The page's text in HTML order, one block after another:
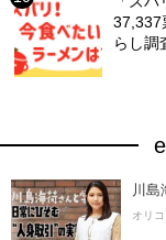
37,337
らし調
川島
オリ